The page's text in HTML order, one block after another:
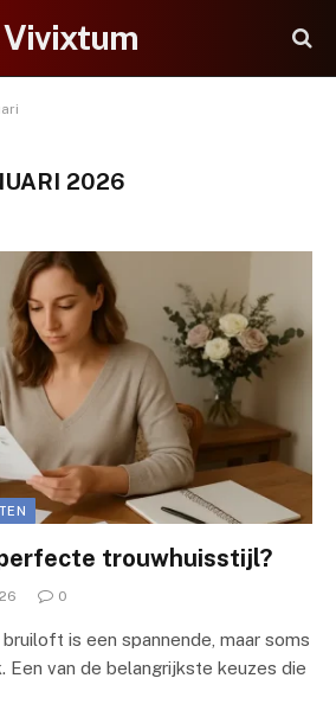
Vivixtum
2026
trouwhuisstijl?
0
is een spannende, maar soms
Een van de belangrijkste keuzes die